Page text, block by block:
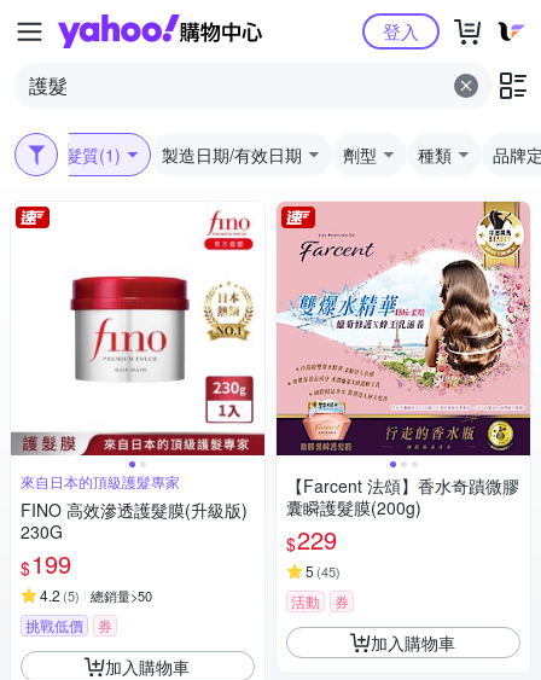
Yahoo購物中心登入
適用髮質(1) 製造日期/有效日期 劑型 種類 品牌
來自日本的頂級護髮專家
FINO 高效滲透護髮膜(升級版)
230G
$199
4.2 (5) 總銷量>50
挑戰低價 券
加入購物車
【Farcent 法頌】香水奇蹟微膠
囊瞬護髮膜(200g)
$229
5 (45)
活動 券
加入購物車